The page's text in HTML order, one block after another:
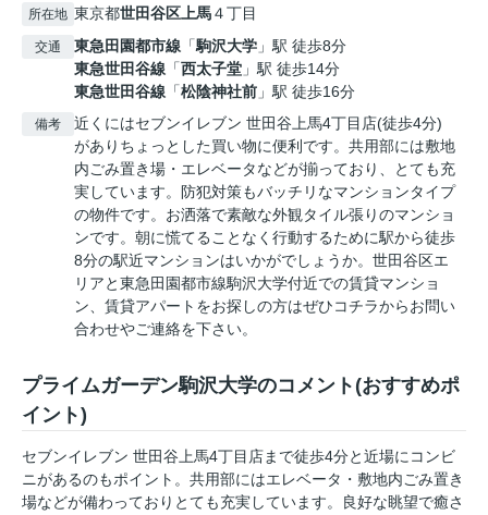
所在地 東京都世田谷区 上馬４丁目
交通 東急田園都市線 「駒沢大学 」駅 徒歩8分
東急世田谷線 「西太子堂 」駅 徒歩14分
東急世田谷線 「松陰神社前 」駅 徒歩16分
備考
近くにはセブンイレブン 世田谷上馬4丁目店(徒歩4分)
がありちょっとした買い物に便利です。共用部には敷地
内ごみ置き場・エレベータなどが揃っており、とても充
実しています。防犯対策もバッチリなマンションタイプ
の物件です。お洒落で素敵な外観タイル張りのマンショ
ンです。朝に慌てることなく行動するために駅から徒歩
8分の駅近マンションはいかがでしょうか。世田谷区エ
リアと東急田園都市線駒沢大学付近での賃貸マンショ
ン、賃貸アパートをお探しの方はぜひコチラからお問い
合わせやご連絡を下さい。
プライムガーデン駒沢大学のコメント(おすすめポ
イント)
セブンイレブン 世田谷上馬4丁目店まで徒歩4分と近場にコンビ
ニがあるのもポイント。共用部にはエレベータ・敷地内ごみ置き
場などが備わっておりとても充実しています。良好な眺望で癒さ